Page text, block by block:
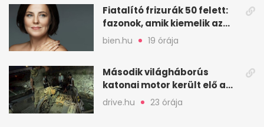
Fiatalító frizurák 50 felett:
fazonok, amik kiemelik az
arcodat
bien.hu 19 órája
Második világháborús
katonai motor került elő a
Dunából a Batthyány térnél
drive.hu 23 órája